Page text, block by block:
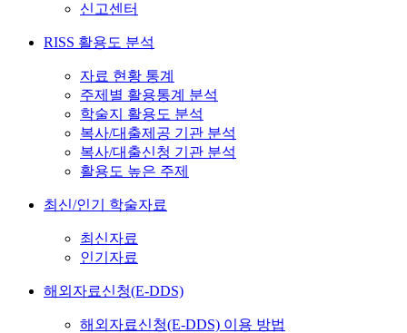
신고센터
RISS 활용도 분석
자료 현황 통계
주제별 활용통계 분석
학술지 활용도 분석
복사/대출제공 기관 분석
복사/대출신청 기관 분석
활용도 높은 주제
최신/인기 학술자료
최신자료
인기자료
해외자료신청(E-DDS)
해외자료신청(E-DDS) 이용 방법